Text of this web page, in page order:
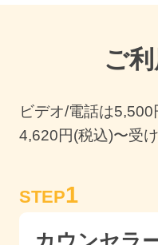
ご
ビデオ/電話は5,500
4,620円(税込)〜受
STEP1